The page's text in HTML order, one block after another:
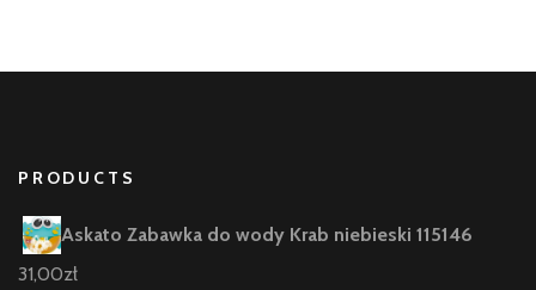
PRODUCTS
Askato Zabawka do wody Krab niebieski 115146
31,00zł